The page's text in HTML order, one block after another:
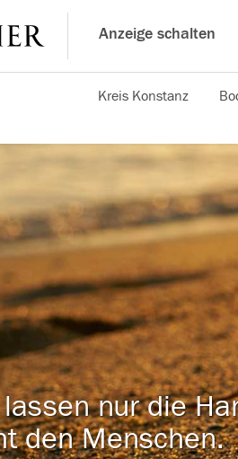
Anzeige schalten
Kreis Konstanz
nur die
den Menschen.